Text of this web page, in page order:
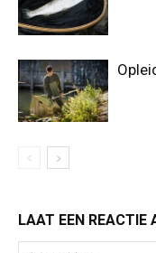
LAAT EEN REACTIE